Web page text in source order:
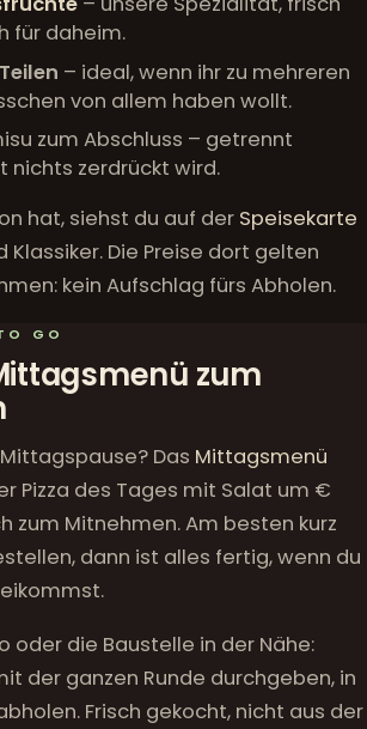
für daheim.
– ideal, wenn ihr zu mehreren
von allem haben wollt.
zum Abschluss – getrennt
nichts zerdrückt wird.
hat, siehst du auf der Speisekarte
Klassiker. Die Preise dort gelten
kein Aufschlag fürs Abholen.
GO
zum
Das Mittagsmenü
Pizza des Tages mit Salat um €
zum Mitnehmen. Am besten kurz
dann ist alles fertig, wenn du
oder die Baustelle in der Nähe:
der ganzen Runde durchgeben, in
Frisch gekocht, nicht aus der